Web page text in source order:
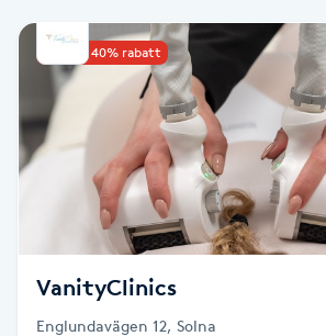
Sklerosering
Skoinlägg
Skäggfärgning
Upp till 40% rabatt
VanityClinics
Englundavägen 12, Solna